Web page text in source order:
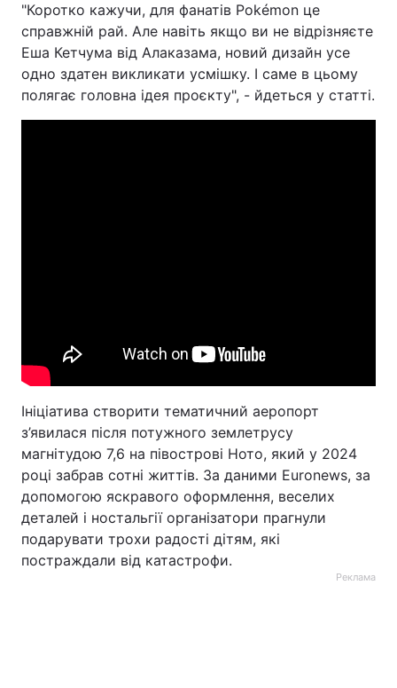
"Коротко кажучи, для фанатів Pokémon це
справжній рай. Але навіть якщо ви не відрізняєте
Еша Кетчума від Алаказама, новий дизайн усе
одно здатен викликати усмішку. І саме в цьому
полягає головна ідея проєкту", - йдеться у статті.
Ініціатива створити тематичний аеропорт
з’явилася після потужного землетрусу
магнітудою 7,6 на півострові Ното, який у 2024
році забрав сотні життів. За даними Euronews, за
допомогою яскравого оформлення, веселих
деталей і ностальгії організатори прагнули
подарувати трохи радості дітям, які
постраждали від катастрофи.
Реклама